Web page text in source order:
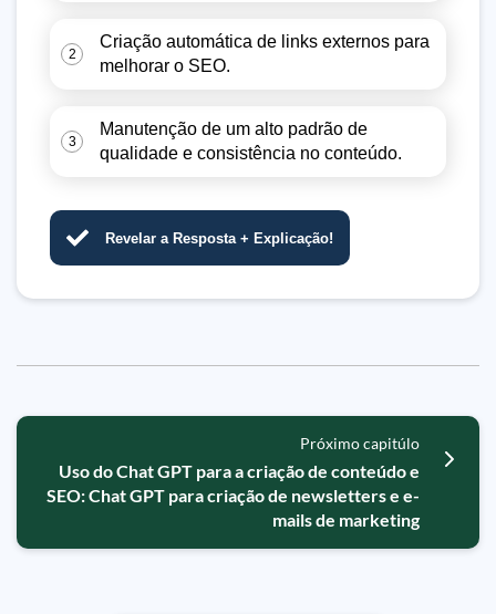
2
Criação automática de links externos para
melhorar o SEO.
3
Manutenção de um alto padrão de
qualidade e consistência no conteúdo.
Revelar a Resposta + Explicação!
Próximo capitúlo
Uso do Chat GPT para a criação de conteúdo e
SEO: Chat GPT para criação de newsletters e e-
mails de marketing